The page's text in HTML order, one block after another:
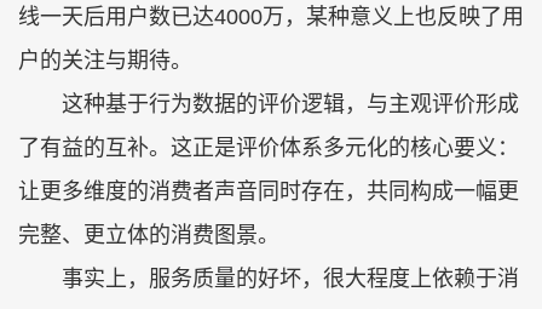
线一天后用户数已达4000万，某种意义上也反映了用
户的关注与期待。
这种基于行为数据的评价逻辑，与主观评价形成
了有益的互补。这正是评价体系多元化的核心要义：
让更多维度的消费者声音同时存在，共同构成一幅更
完整、更立体的消费图景。
事实上，服务质量的好坏，很大程度上依赖于消